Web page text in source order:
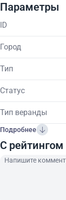
Параметры
ID
Город
Тип
Статус
Тип веранды
Подробнее
C рейтингом